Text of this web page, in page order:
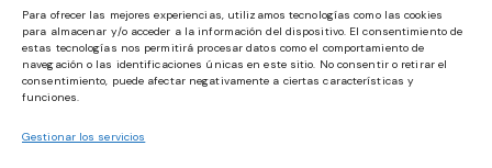
Para ofrecer las mejores experiencias, utilizamos tecnologías como las cookies
para almacenar y/o acceder a la información del dispositivo. El consentimiento de
estas tecnologías nos permitirá procesar datos como el comportamiento de
navegación o las identificaciones únicas en este sitio. No consentir o retirar el
consentimiento, puede afectar negativamente a ciertas características y
funciones.
Gestionar los servicios
Diseño Web
Tienda Online
Community Manager
Planes Digitalización
Política de Cookies
Política de Privacidad